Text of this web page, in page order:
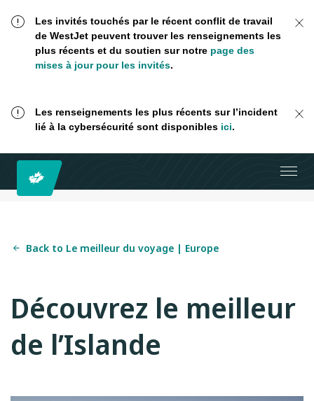
Les invités touchés par le récent conflit de travail
de WestJet peuvent trouver les renseignements les
plus récents et du soutien sur notre page des
mises à jour pour les invités.
Les renseignements les plus récents sur l’incident
lié à la cybersécurité sont disponibles ici.
Back to Le meilleur du voyage | Europe
Découvrez le meilleur
de l’Islande